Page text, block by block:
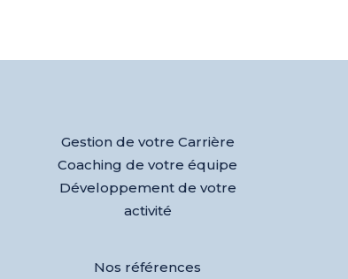
Gestion de votre Carrière
Coaching de votre équipe
Développement de votre
activité
Nos références